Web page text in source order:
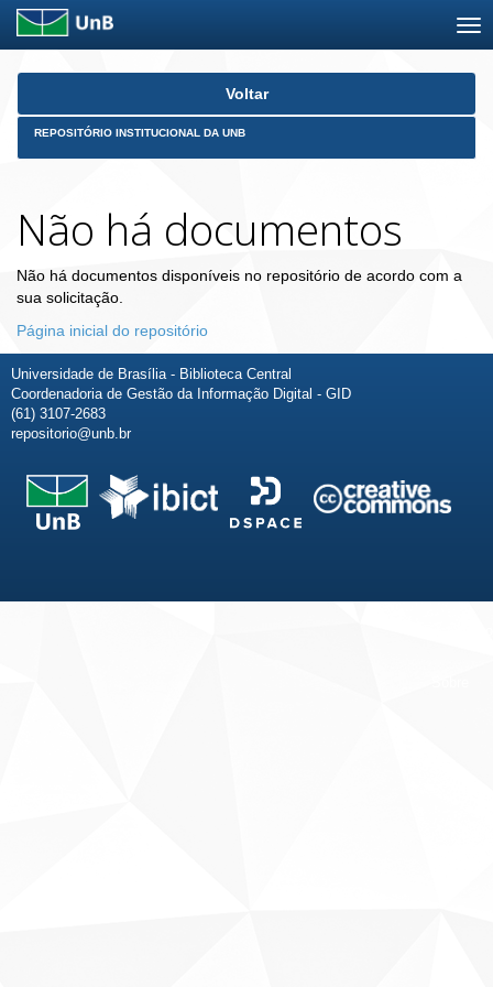
Skip
Voltar
REPOSITÓRIO INSTITUCIONAL DA UNB
Não há documentos
Não há documentos disponíveis no repositório de acordo com a
sua solicitação.
Página inicial do repositório
Universidade de Brasília - Biblioteca Central
Coordenadoria de Gestão da Informação Digital - GID
(61) 3107-2683
repositorio@unb.br